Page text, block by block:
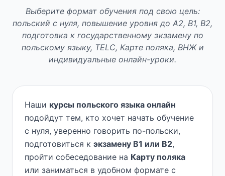
Выберите формат обучения под свою цель:
польский с нуля, повышение уровня до A2, B1, B2,
подготовка к государственному экзамену по
польскому языку, TELC, Карте поляка, ВНЖ и
индивидуальные онлайн-уроки.
Наши курсы польского языка онлайн
подойдут тем, кто хочет начать обучение
с нуля, уверенно говорить по-польски,
подготовиться к экзамену B1 или B2,
пройти собеседование на Карту поляка
или заниматься в удобном формате с